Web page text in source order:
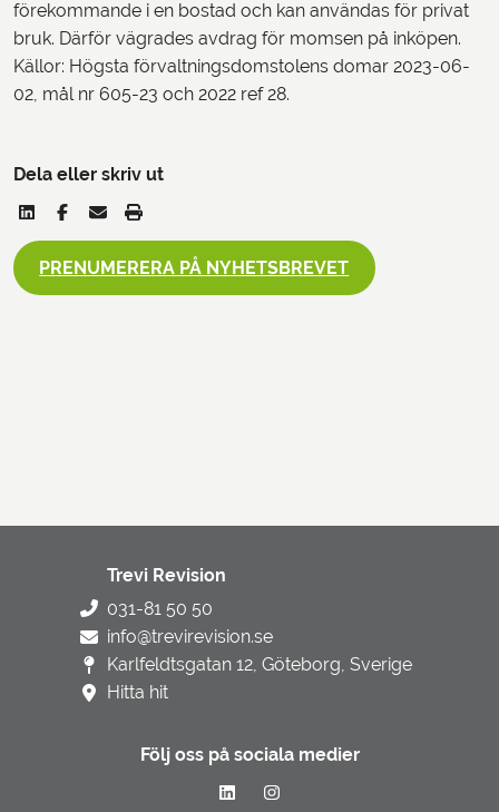
förekommande i en bostad och kan användas för privat
bruk. Därför vägrades avdrag för momsen på inköpen.
Källor: Högsta förvaltningsdomstolens domar 2023-06-
02, mål nr 605-23 och 2022 ref 28.
Dela eller skriv ut
PRENUMERERA PÅ NYHETSBREVET
Trevi Revision
031-81 50 50
info@trevirevision.se
Karlfeldtsgatan 12, Göteborg, Sverige
Hitta hit
Följ oss på sociala medier